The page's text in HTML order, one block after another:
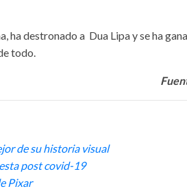
ha destronado a Dua Lipa y se ha
todo.
de su historia visual
post covid-19
Pixar